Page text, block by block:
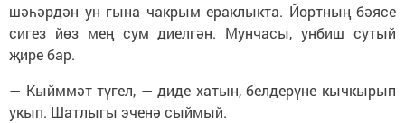
шәһәрдән ун гына чакрым ераклыкта. Йортның бәясе
сигез йөз мең сум диелгән. Мунчасы, унбиш сутый
җире бар.
— Кыйммәт түгел, — диде хатын, белдерүне кычкырып
укып. Шатлыгы эченә сыймый.